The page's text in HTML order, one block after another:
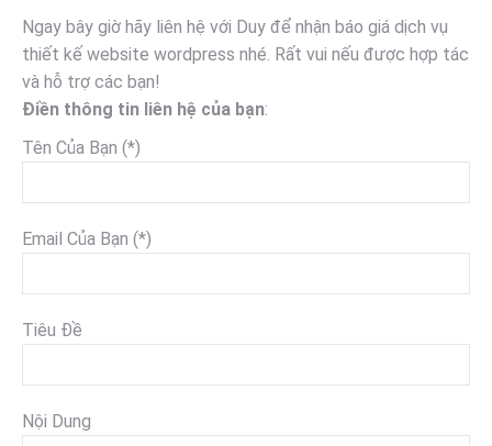
Ngay bây giờ hãy liên hệ với Duy để nhận báo giá dịch vụ
thiết kế website wordpress nhé. Rất vui nếu được hợp tác
và hỗ trợ các bạn!
Điền thông tin liên hệ của bạn:
Tên Của Bạn (*)
Email Của Bạn (*)
Tiêu Đề
Nội Dung